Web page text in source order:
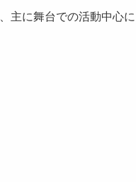
主に舞台での活動中心に